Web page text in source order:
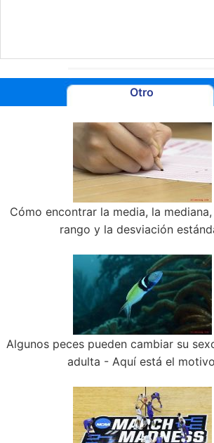
Otro
Cómo encontrar la media, la
rango y la desviación
Algunos peces pueden cambiar su
adulta - Aquí está el motivo